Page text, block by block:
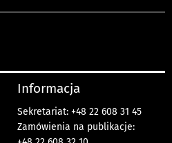
Informacja
Sekretariat: +48 22 608 31 45
Zamówienia na publikacje: